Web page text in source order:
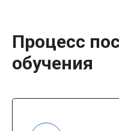
Процесс
обучения